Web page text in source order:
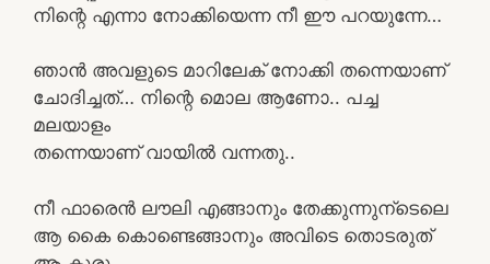
നിന്റെ എന്നാ നോക്കിയെന്ന നീ ഈ പറയുന്നേ…
ഞാൻ അവളുടെ മാറിലേക് നോക്കി തന്നെയാണ്
ചോദിച്ചത്… നിന്റെ മൊല ആണോ.. പച്ച
മലയാളം
തന്നെയാണ് വായിൽ വന്നതു..
നീ ഫാരെൻ ലൗലി എങ്ങാനും തേക്കുന്നുന്ടെലെ
ആ കൈ കൊണ്ടെങ്ങാനും അവിടെ തൊടരുത്